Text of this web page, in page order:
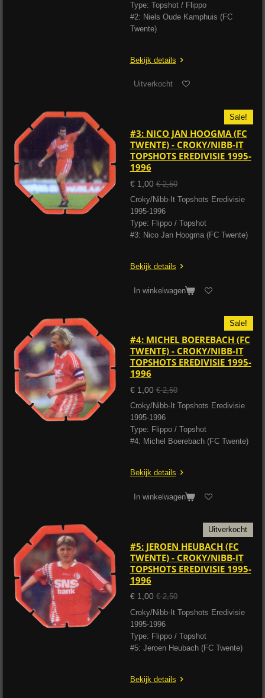
Type: Topshot / Flippo
#2: Niels Oude Kamphuis (FC
Twente)
Bekijk details
Uitverkocht
Sale!
#3: NICO JAN HOOGMA (FC
TWENTE) - CROKY/NIBB-IT
TOPSHOTS EREDIVISIE 1995-
1996
€ 1,00 € 2,50
Croky/Nibb-It Topshots Eredivisie
1995-1996
Type: Flippo / Topshot
#3: Nico Jan Hoogma (FC Twente)
Bekijk details
In winkelwagen
Sale!
#4: MICHEL BOEREBACH (FC
TWENTE) - CROKY/NIBB-IT
TOPSHOTS EREDIVISIE 1995-
1996
€ 1,00 € 2,50
Croky/Nibb-It Topshots Eredivisie
1995-1996
Type: Flippo / Topshot
#4: Michel Boerebach (FC Twente)
Bekijk details
In winkelwagen
Uitverkocht
#5: JEROEN HEUBACH (FC
TWENTE) - CROKY/NIBB-IT
TOPSHOTS EREDIVISIE 1995-
1996
€ 1,00 € 2,50
Croky/Nibb-It Topshots Eredivisie
1995-1996
Type: Flippo / Topshot
#5: Jeroen Heubach (FC Twente)
Bekijk details